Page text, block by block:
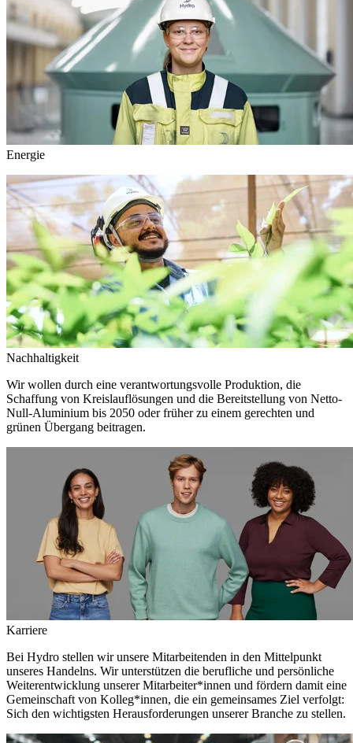
Energie
Nachhaltigkeit
Wir wollen durch eine verantwortungsvolle Produktion, die
Schaffung von Kreislauflösungen und die Bereitstellung von Netto-
Null-Aluminium bis 2050 oder früher zu einem gerechten und
grünen Übergang beitragen.
Karriere
Bei Hydro stellen wir unsere Mitarbeitenden in den Mittelpunkt
unseres Handelns. Wir unterstützen die berufliche und persönliche
Weiterentwicklung unserer Mitarbeiter*innen und fördern damit eine
Gemeinschaft von Kolleg*innen, die ein gemeinsames Ziel verfolgt:
Sich den wichtigsten Herausforderungen unserer Branche zu stellen.